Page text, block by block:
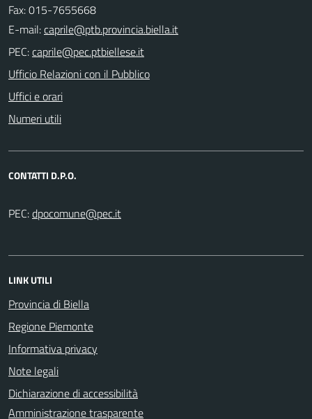
Fax: 015-7655668
E-mail:
PEC:
Ufficio Relazioni con il Pubblico
Uffici e orari
Numeri utili
CONTATTI D.P.O.
PEC:
LINK UTILI
Provincia di Biella
Regione Piemonte
Informativa privacy
Note legali
Dichiarazione di accessibilità
Amministrazione trasparente